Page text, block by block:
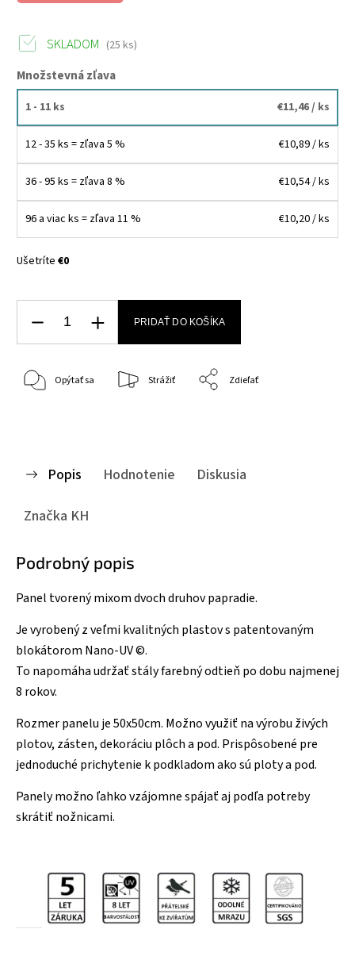
SKLADOM (25 ks)
Množstevná zľava
1 - 11 ks €11,46/ ks
12 - 35 ks = zľava 5 % €10,89/ ks
36 - 95 ks = zľava 8 % €10,54/ ks
96 a viac ks = zľava 11 % €10,20/ ks
Ušetríte €0
PRIDAŤ DO KOŠÍKA
Opýtať sa Strážiť Zdieľať
Popis Hodnotenie
Diskusia
Značka KH
Podrobný popis
Panel tvorený mixom dvoch druhov papradie.
Je vyrobený z veľmi kvalitných plastov s patentovaným
blokátorom Nano-UV ©.
To napomáha udržať stály farebný odtieň po dobu najmenej
8 rokov.
Rozmer panelu je 50x50cm. Možno využiť na výrobu živých
plotov, zásten, dekoráciu plôch a pod. Prispôsobené pre
jednoduché prichytenie k podkladom ako sú ploty a pod.
Panely možno ľahko vzájomne spájať aj podľa potreby
skrátiť nožnicami.